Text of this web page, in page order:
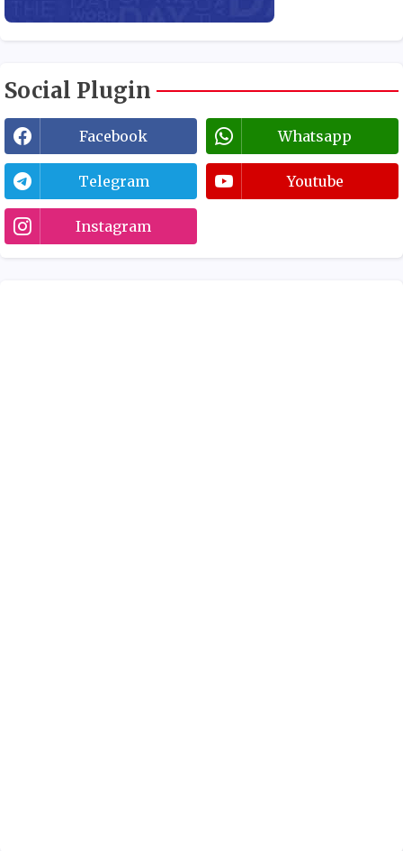
Social Plugin
Facebook Whatsapp
Telegram Youtube
Instagram